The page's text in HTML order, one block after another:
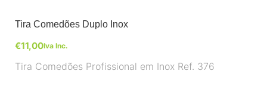
Tira Comedões Duplo Inox
€11,00Iva Inc.
Tira Comedões Profissional em Inox Ref. 376